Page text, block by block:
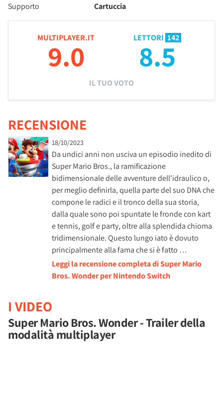
Supporto
Cartuccia
MULTIPLAYER.IT
9.0
LETTORI 142
8.5
IL TUO VOTO
RECENSIONE
18/10/2023
Da undici anni non usciva un episodio inedito di
Super Mario Bros., la ramificazione
bidimensionale delle avventure dell'idraulico o,
per meglio definirla, quella parte del suo DNA che
compone le radici e il tronco della sua storia,
dalla quale sono poi spuntate le fronde con kart
e tennis, golf e party, oltre alla splendida chioma
tridimensionale. Questo lungo iato è dovuto
principalmente alla fama che si è fatto …
Leggi la recensione completa di Super Mario
Bros. Wonder per Nintendo Switch
I VIDEO
Super Mario Bros. Wonder - Trailer della
modalità multiplayer